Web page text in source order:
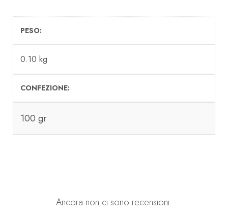
PESO
0.10 kg
CONFEZIONE
100 gr
Ancora non ci sono recensioni.